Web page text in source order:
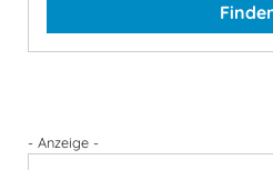
- Anzeige -